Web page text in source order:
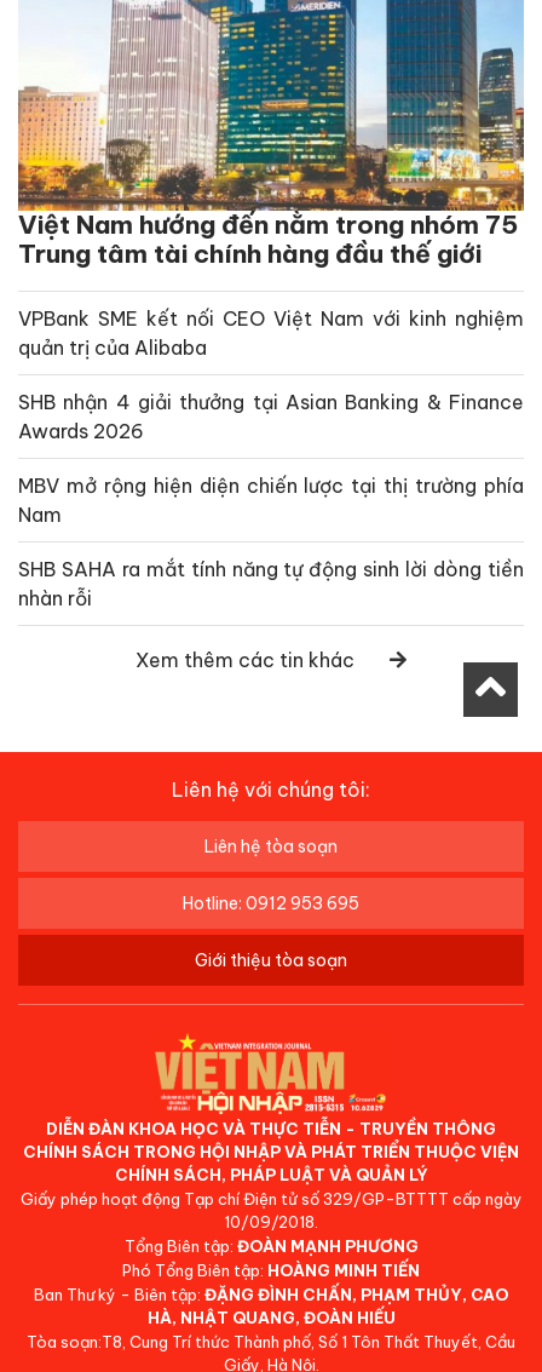
Việt Nam hướng đến nằm trong nhóm 75
Trung tâm tài chính hàng đầu thế giới
VPBank SME kết nối CEO Việt Nam với kinh nghiệm
quản trị của Alibaba
SHB nhận 4 giải thưởng tại Asian Banking & Finance
Awards 2026
MBV mở rộng hiện diện chiến lược tại thị trường phía
Nam
SHB SAHA ra mắt tính năng tự động sinh lời dòng tiền
nhàn rỗi
Xem thêm các tin khác
Liên hệ với chúng tôi:
Liên hệ tòa soạn
Hotline: 0912 953 695
Giới thiệu tòa soạn
DIỄN ĐÀN KHOA HỌC VÀ THỰC TIỄN - TRUYỀN THÔNG
CHÍNH SÁCH TRONG HỘI NHẬP VÀ PHÁT TRIỂN THUỘC VIỆN
CHÍNH SÁCH, PHÁP LUẬT VÀ QUẢN LÝ
Giấy phép hoạt động Tạp chí Điện tử số 329/GP-BTTTT cấp ngày
10/09/2018.
Tổng Biên tập: ĐOÀN MẠNH PHƯƠNG
Phó Tổng Biên tập: HOÀNG MINH TIẾN
Ban Thư ký - Biên tập: ĐẶNG ĐÌNH CHẤN, PHẠM THỦY, CAO
HÀ, NHẬT QUANG, ĐOÀN HIẾU
Tòa soạn:T8, Cung Trí thức Thành phố, Số 1 Tôn Thất Thuyết, Cầu
Giấy, Hà Nội.